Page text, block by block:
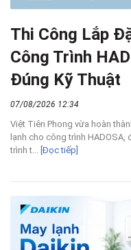
Thi Công Lắp
Công Trình
Đúng Kỹ Thuật
07/08/2026 12:34
Việt Tiên Phong vừa hoàn
lạnh cho công trình
trình t... [Đọc tiếp]